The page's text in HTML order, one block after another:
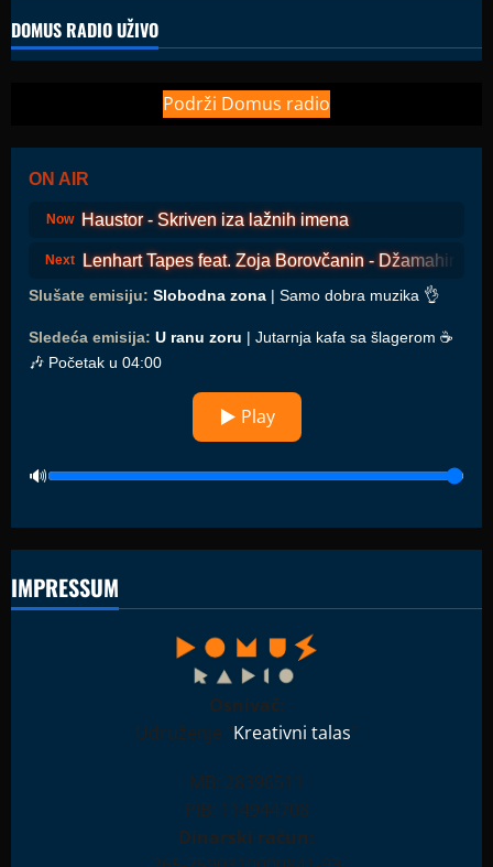
DOMUS RADIO UŽIVO
Podrži Domus radio
ON AIR
Now Haustor - Skriven iza lažnih imena
Next Lenhart Tapes feat. Zoja Borovčanin - Džamahirija
Slušate emisiju: Slobodna zona | Samo dobra muzika 👌
Sledeća emisija: U ranu zoru | Jutarnja kafa sa šlagerom ☕️
🎶 Početak u 04:00
▶ Play
IMPRESSUM
Osnivač:
Udruženje "Kreativni talas"
MB: 28396511
PIB: 114944708
Dinarski račun: